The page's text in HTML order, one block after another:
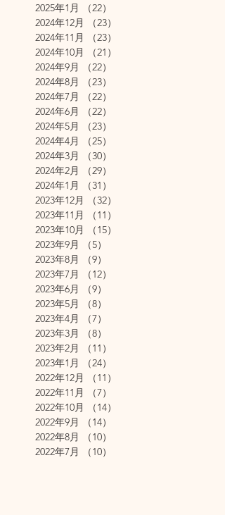
2025年1月
（22）
2024年12月
（23）
2024年11月
（23）
2024年10月
（21）
2024年9月
（22）
2024年8月
（23）
2024年7月
（22）
2024年6月
（22）
2024年5月
（23）
2024年4月
（25）
2024年3月
（30）
2024年2月
（29）
2024年1月
（31）
2023年12月
（32）
2023年11月
（11）
2023年10月
（15）
2023年9月
（5）
2023年8月
（9）
2023年7月
（12）
2023年6月
（9）
2023年5月
（8）
2023年4月
（7）
2023年3月
（8）
2023年2月
（11）
2023年1月
（24）
2022年12月
（11）
2022年11月
（7）
2022年10月
（14）
2022年9月
（14）
2022年8月
（10）
2022年7月
（10）